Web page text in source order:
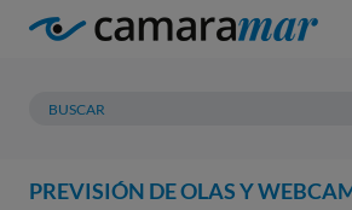
PREVISIÓN DE OLAS Y